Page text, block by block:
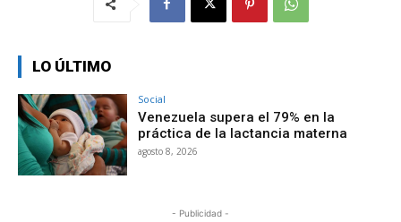
LO ÚLTIMO
Social
Venezuela supera el 79% en la
práctica de la lactancia materna
agosto 8, 2026
- Publicidad -